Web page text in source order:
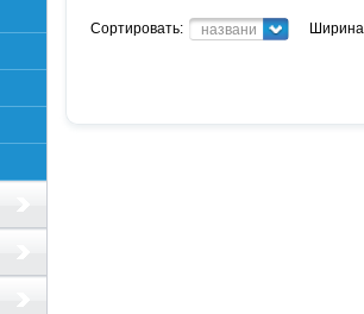
Сортировать: название